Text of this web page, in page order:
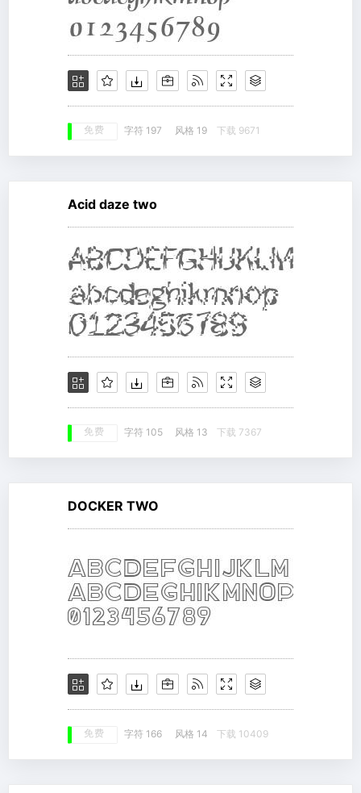
免费 字符 197 风格 19 下载 9671
Acid daze two
免费 字符 105 风格 13 下载 7367
DOCKER TWO
免费 字符 166 风格 14 下载 10409